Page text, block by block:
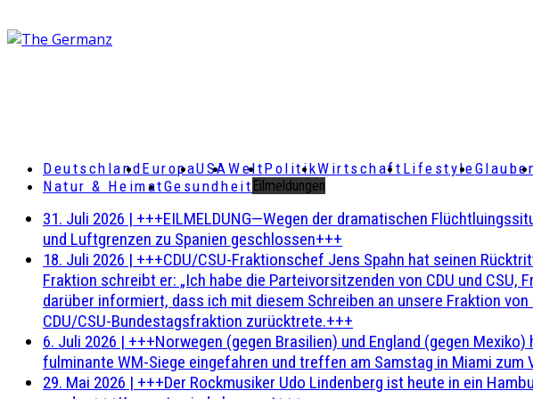
DeutschlandEuropaUSAWeltPolitikWirtschaft Lifestyle
Natur & HeimatGesundheit Eilmeldungen
31. Juli 2026 | +++EILMELDUNG—Wegen der dramatischen
und Luftgrenzen zu Spanien geschlossen+++
18. Juli 2026 | +++CDU/CSU-Fraktionschef Jens Spahn hat seinen
Fraktion schreibt er: „Ich habe die Parteivorsitzenden von CDU und CSU,
darüber informiert, dass ich mit diesem Schreiben an unsere Fraktion
CDU/CSU-Bundestagsfraktion zurücktrete.+++
6. Juli 2026 | +++Norwegen (gegen Brasilien) und England (gegen
fulminante WM-Siege eingefahren und treffen am Samstag in Miami zum
29. Mai 2026 | +++Der Rockmusiker Udo Lindenberg ist heute in ein